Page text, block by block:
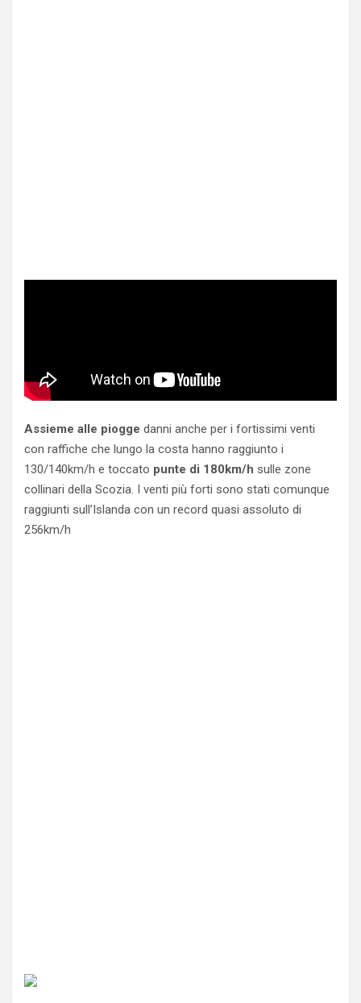
Assieme alle piogge danni anche per i fortissimi venti
con raffiche che lungo la costa hanno raggiunto i
130/140km/h e toccato punte di 180km/h sulle zone
collinari della Scozia. I venti più forti sono stati comunque
raggiunti sull’Islanda con un record quasi assoluto di
256km/h